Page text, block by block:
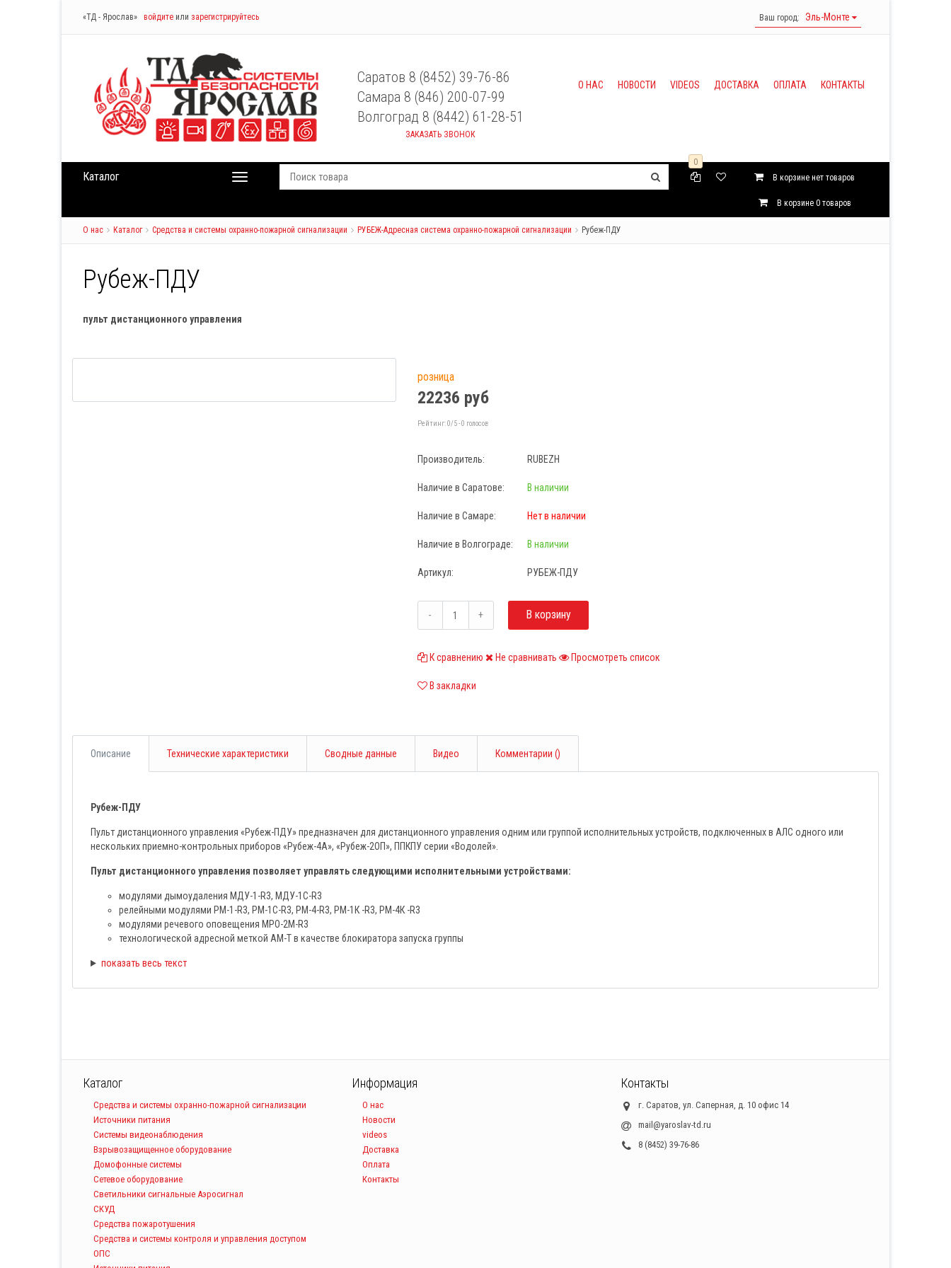
«ТД - Ярослав» войдите или зарегистрируйтесь Ваш город: Эль-Монте
О НАС НОВОСТИ VIDEOS ДОСТАВКА ОПЛАТА КОНТАКТЫ
Саратов 8 (8452) 39-76-86
Самара 8 (846) 200-07-99
Волгоград 8 (8442) 61-28-51
ЗАКАЗАТЬ ЗВОНОК
Каталог
0
В корзине нет товаров
В корзине 0 товаров
О нас Каталог Средства и системы охранно-пожарной сигнализации РУБЕЖ-Адресная система охранно-пожарной сигнализации Рубеж-ПДУ
Рубеж-ПДУ
пульт дистанционного управления
розница
22236 руб
Рейтинг:0/5 -0 голосов
Производитель: RUBEZH
Наличие в Саратове: В наличии
Наличие в Самаре: Нет в наличии
Наличие в Волгограде: В наличии
Артикул: РУБЕЖ-ПДУ
В корзину
К сравнению Не сравнивать Просмотреть список
В закладки
Описание Технические характеристики Сводные данные Видео Комментарии ()
Рубеж-ПДУ
Пульт дистанционного управления «Рубеж-ПДУ» предназначен для дистанционного управления одним или группой исполнительных устройств, подключенных в АЛС одного или
нескольких приемно-контрольных приборов «Рубеж-4А», «Рубеж-2ОП», ППКПУ серии «Водолей».
Пульт дистанционного управления позволяет управлять следующими исполнительными устройствами:
модулями дымоудаления МДУ-1-R3, МДУ-1C-R3
релейными модулями РМ-1-R3, РМ-1С-R3, РМ-4-R3, РМ-1К -R3, РМ-4К -R3
модулями речевого оповещения МРО-2М-R3
технологической адресной меткой АМ-Т в качестве блокиратора запуска группы
показать весь текст
Каталог
Средства и системы охранно-пожарной сигнализации
Источники питания
Системы видеонаблюдения
Взрывозащищенное оборудование
Домофонные системы
Сетевое оборудование
Светильники сигнальные Аэросигнал
СКУД
Средства пожаротушения
Средства и системы контроля и управления доступом
ОПС
Информация
О нас
Новости
videos
Доставка
Оплата
Контакты
Контакты
г. Саратов, ул. Саперная, д. 10 офис 14
mail@yaroslav-td.ru
8 (8452) 39-76-86